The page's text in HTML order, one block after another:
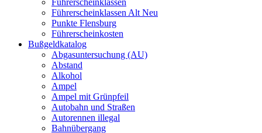
Führerscheinklassen
Führerscheinklassen Alt Neu
Punkte Flensburg
Führerscheinkosten
Bußgeldkatalog
Abgasuntersuchung (AU)
Abstand
Alkohol
Ampel
Ampel mit Grünpfeil
Autobahn und Straßen
Autorennen illegal
Bahnübergang